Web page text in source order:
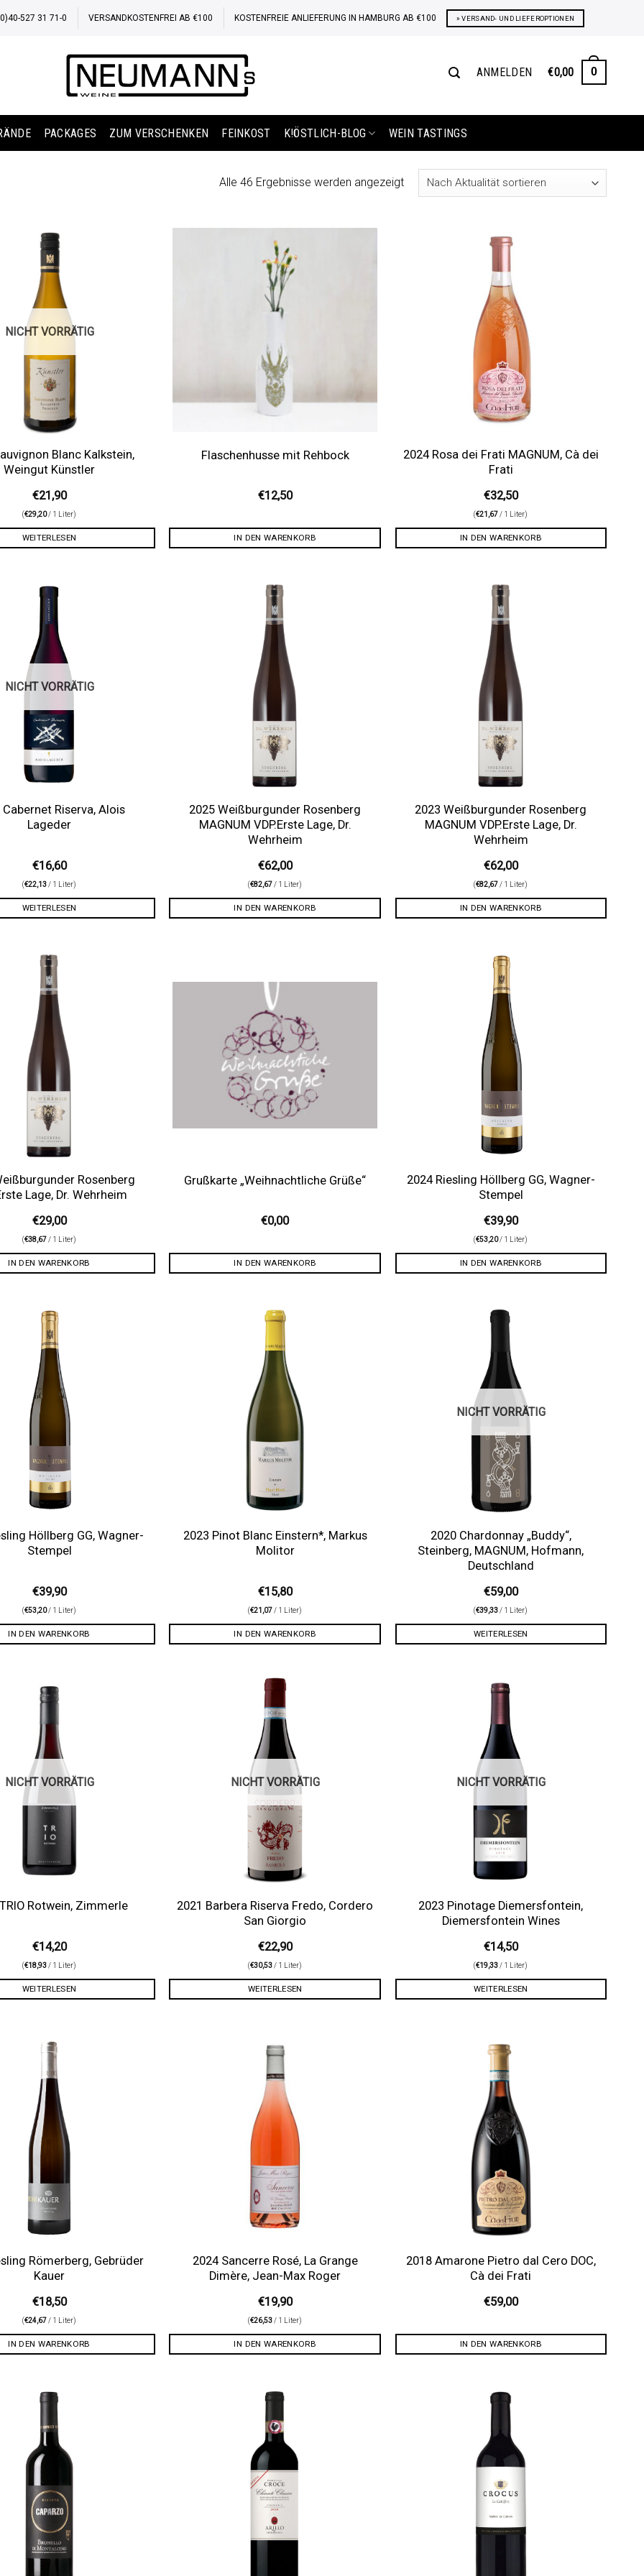
527 31 71-0 VERSANDKOSTENFREI AB €100 KOSTENFREIE ANLIEFERUNG IN HAMBURG AB €100 » VERSAND- UND LIEFEROPTIONEN
ANMELDEN €0,00 0
PACKAGES ZUM VERSCHENKEN FEINKOST K!ÖSTLICH-BLOG WEIN TASTINGS
Alle 46 Ergebnisse werden angezeigtNach
Aktualität
NICHT VORRÄTIG
Blanc Kalkstein,
Weingut Künstler
€21,90
(€29,20/ 1 Liter)
WEITERLESEN
Flaschenhusse mit Rehbock
€12,50
IN DEN WARENKORB
2024 Rosa dei Frati MAGNUM, Cà dei
Frati
€32,50
(€21,67/ 1 Liter)
IN DEN WARENKORB
NICHT VORRÄTIG
Cabernet Riserva, Alois
Lageder
€16,60
(€22,13/ 1 Liter)
WEITERLESEN
2025 Weißburgunder Rosenberg
MAGNUM VDP.Erste Lage, Dr.
Wehrheim
€62,00
(€82,67/ 1 Liter)
IN DEN WARENKORB
2023 Weißburgunder Rosenberg
MAGNUM VDP.Erste Lage, Dr.
Wehrheim
€62,00
(€82,67/ 1 Liter)
IN DEN WARENKORB
Rosenberg
Lage, Dr. Wehrheim
€29,00
(€38,67 / 1 Liter)
IN DEN WARENKORB
Grußkarte „Weihnachtliche Grüße“
€0,00
IN DEN WARENKORB
2024 Riesling Höllberg GG, Wagner-
Stempel
€39,90
(€53,20/ 1 Liter)
IN DEN WARENKORB
Höllberg GG, Wagner-
Stempel
€39,90
(€53,20/ 1 Liter)
IN DEN WARENKORB
2023 Pinot Blanc Einstern*, Markus
Molitor
€15,80
(€21,07/ 1 Liter)
IN DEN WARENKORB
NICHT VORRÄTIG
2020 Chardonnay „Buddy“,
Steinberg, MAGNUM, Hofmann,
Deutschland
€59,00
(€39,33/ 1 Liter)
WEITERLESEN
NICHT VORRÄTIG
Rotwein, Zimmerle
€14,20
(€18,93/ 1 Liter)
WEITERLESEN
NICHT VORRÄTIG
2021 Barbera Riserva Fredo, Cordero
San Giorgio
€22,90
(€30,53/ 1 Liter)
WEITERLESEN
NICHT VORRÄTIG
2023 Pinotage Diemersfontein,
Diemersfontein Wines
€14,50
(€19,33/ 1 Liter)
WEITERLESEN
Römerberg, Gebrüder
Kauer
€18,50
(€24,67/ 1 Liter)
IN DEN WARENKORB
2024 Sancerre Rosé, La Grange
Dimère, Jean-Max Roger
€19,90
(€26,53/ 1 Liter)
IN DEN WARENKORB
2018 Amarone Pietro dal Cero DOC,
Cà dei Frati
€59,00
IN DEN WARENKORB